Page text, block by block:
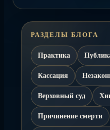
РАЗДЕЛЫ БЛОГА
Практика
Кассация
Верховный суд
Причинение смерти